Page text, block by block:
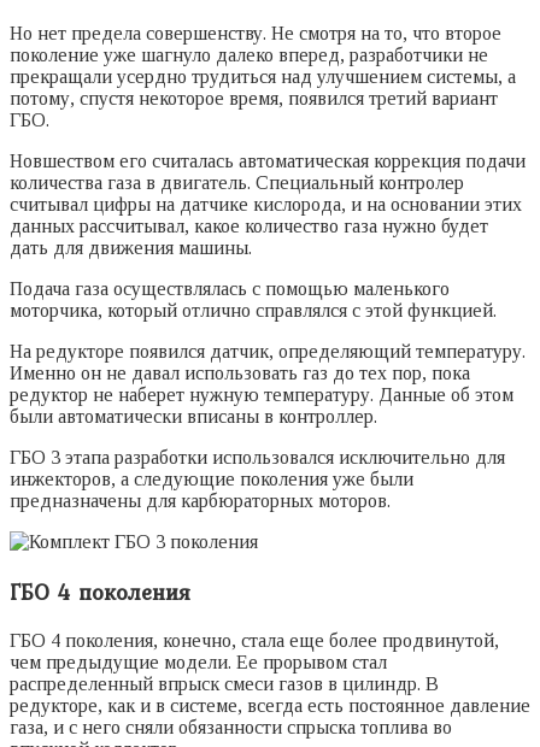
Но нет предела совершенству. Не смотря на то, что второе
поколение уже шагнуло далеко вперед, разработчики не
прекращали усердно трудиться над улучшением системы, а
потому, спустя некоторое время, появился третий вариант
ГБО.
Новшеством его считалась автоматическая коррекция подачи
количества газа в двигатель. Специальный контролер
считывал цифры на датчике кислорода, и на основании этих
данных рассчитывал, какое количество газа нужно будет
дать для движения машины.
Подача газа осуществлялась с помощью маленького
моторчика, который отлично справлялся с этой функцией.
На редукторе появился датчик, определяющий температуру.
Именно он не давал использовать газ до тех пор, пока
редуктор не наберет нужную температуру. Данные об этом
были автоматически вписаны в контроллер.
ГБО 3 этапа разработки использовался исключительно для
инжекторов, а следующие поколения уже были
предназначены для карбюраторных моторов.
ГБО 4 поколения
ГБО 4 поколения, конечно, стала еще более продвинутой,
чем предыдущие модели. Ее прорывом стал
распределенный впрыск смеси газов в цилиндр. В
редукторе, как и в системе, всегда есть постоянное давление
газа, и с него сняли обязанности спрыска топлива во